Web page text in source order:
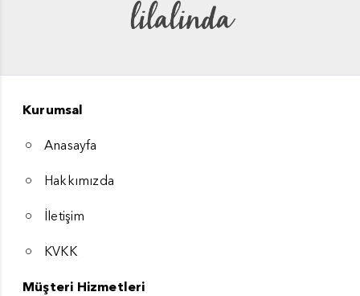
Kurumsal
Anasayfa
Hakkımızda
İletişim
KVKK
Müşteri Hizmetleri